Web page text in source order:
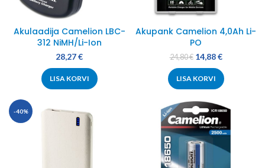
Akulaadija Camelion LBC-
312 NiMH/Li-Ion
28,27€
LISA KORVI
Akupank Camelion 4,0Ah Li-
PO
24,80€ 14,88€
LISA KORVI
-40%